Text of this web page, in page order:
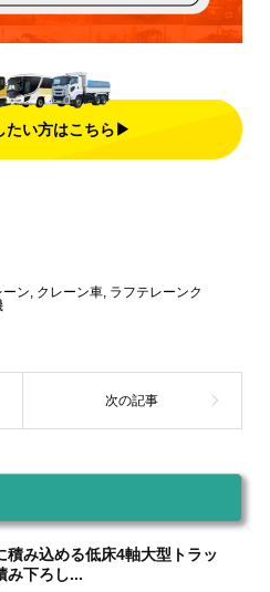
たい方はこちら▶
ーン クレーン車, ラフテレーンク
積み込める低床4軸大型トラッ
下ろし...